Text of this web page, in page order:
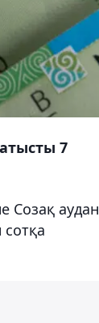
7
Созақ